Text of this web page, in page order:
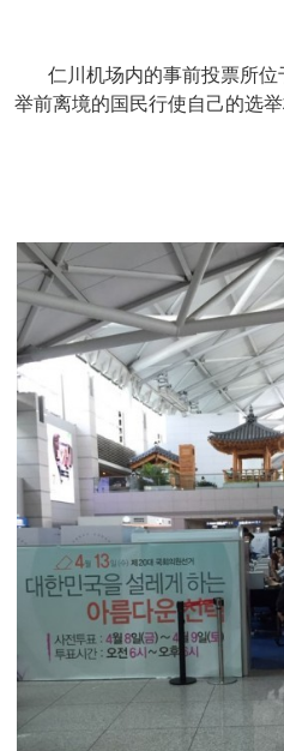
仁川机场内的事前投票所位
举前离境的国民行使自己的选举